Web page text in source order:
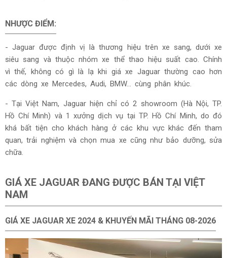
NHƯỢC ĐIỂM:
- Jaguar được định vị là thương hiệu trên xe sang, dưới xe
siêu sang và thuộc nhóm xe thể thao hiệu suất cao. Chính
vì thế, không có gì là lạ khi giá xe Jaguar thường cao hơn
các dòng xe Mercedes, Audi, BMW… cùng phân khúc.
- Tại Việt Nam, Jaguar hiện chỉ có 2 showroom (Hà Nội, TP.
Hồ Chí Minh) và 1 xưởng dịch vụ tại TP. Hồ Chí Minh, do đó
khá bất tiện cho khách hàng ở các khu vực khác đến tham
quan, trải nghiệm và chọn mua xe cũng như bảo dưỡng, sửa
chữa.
GIÁ XE JAGUAR ĐANG ĐƯỢC BÁN TẠI VIỆT
NAM
GIÁ XE JAGUAR XE 2024 & KHUYẾN MÃI THÁNG 08-2026